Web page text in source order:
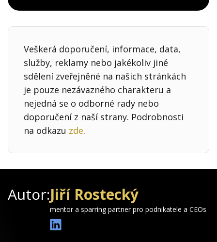
Veškerá doporučení, informace, data,
služby, reklamy nebo jakékoliv jiné
sdělení zveřejněné na našich stránkách
je pouze nezávazného charakteru a
nejedná se o odborné rady nebo
doporučení z naší strany. Podrobnosti
na odkazu zde.
Autor:Jiří Rostecký
mentor a sparring partner pro podnikatele a CEOs